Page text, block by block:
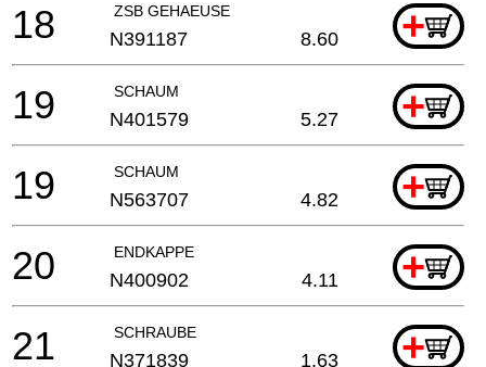
ZSB GEHAEUSE +
18 N391187 8.60
SCHAUM +
19 N401579 5.27
SCHAUM +
19 N563707 4.82
ENDKAPPE +
20 N400902 4.11
SCHRAUBE +
21 N371839 1.63